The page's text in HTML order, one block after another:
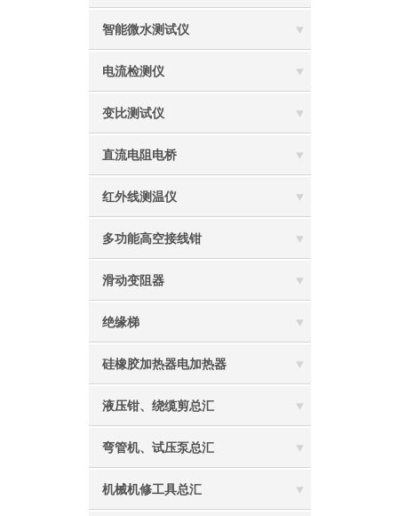
智能微水测试仪
电流检测仪
变比测试仪
直流电阻电桥
红外线测温仪
多功能高空接线钳
滑动变阻器
绝缘梯
硅橡胶加热器电加热器
液压钳、绕缆剪总汇
弯管机、试压泵总汇
机械机修工具总汇